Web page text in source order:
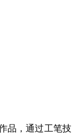
品，通过工笔技